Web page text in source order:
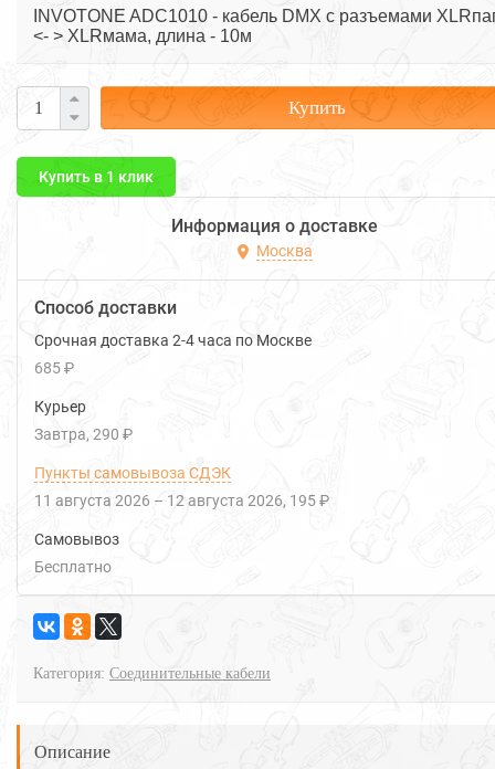
INVOTONE ADC1010 - кабель DMX с разъемами
<- > XLRмама, длина - 10м
Купить
Купить в 1 клик
Информация о доставке
Москва
Способ доставки
Срочная доставка 2-4 часа по Москве
685 ₽
Курьер
Завтра 290 ₽
Пункты самовывоза СДЭК
11 августа 2026 – 12 августа 2026 195 ₽
Самовывоз
Бесплатно
Категория: Соединительные кабели
Описание